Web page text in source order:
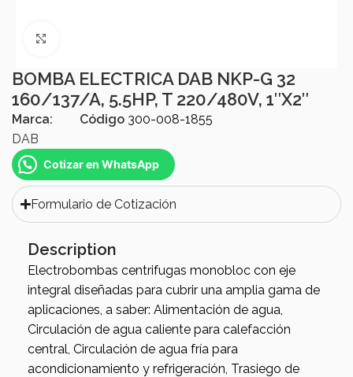
BOMBA ELECTRICA DAB NKP-G 32
160/137/A, 5.5HP, T 220/480V, 1″X2″
Marca:
DAB
Código 300-008-1855
Cotizar en WhatsApp
Formulario de Cotización
Description
Electrobombas centrifugas monobloc con eje
integral diseñadas para cubrir una amplia gama de
aplicaciones, a saber: Alimentación de agua,
Circulación de agua caliente para calefacción
central, Circulación de agua fría para
acondicionamiento y refrigeración, Trasiego de